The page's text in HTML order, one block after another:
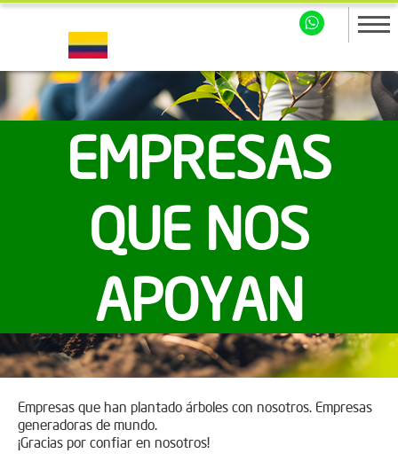
EMPRESAS
QUE NOS
APOYAN
Empresas que han plantado árboles con nosotros. Empresas
generadoras de mundo.
¡Gracias por confiar en nosotros!